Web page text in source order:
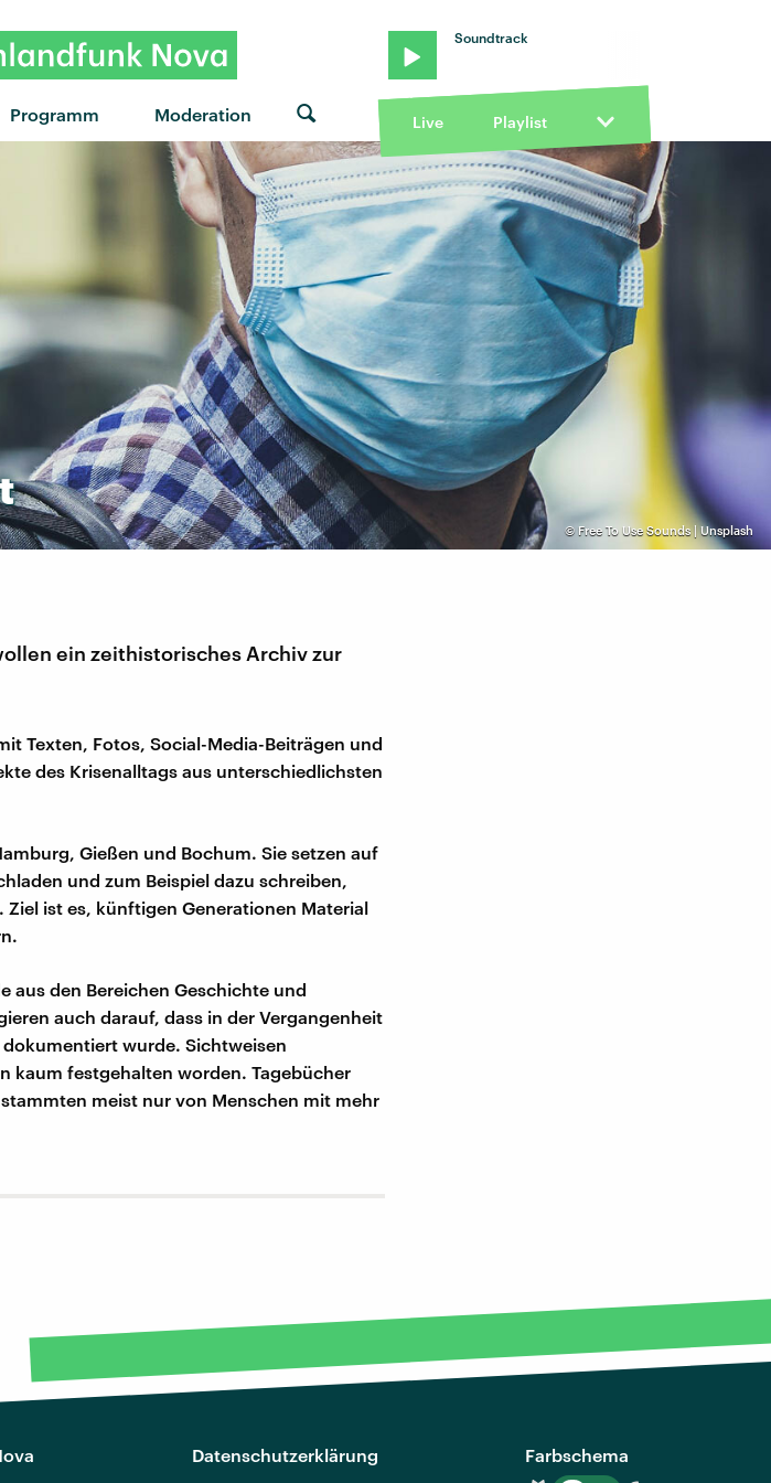
Programm Moderation
Soundtrack
Live Playlist
© Free To Use Sounds | Unsplash
ein zeithistorisches Archiv zur
Texten, Fotos, Social-Media-Beiträgen und
des Krisenalltags aus unterschiedlichsten
Gießen und Bochum. Sie setzen auf
und zum Beispiel dazu schreiben,
ist es, künftigen Generationen Material
aus den Bereichen Geschichte und
auch darauf, dass in der Vergangenheit
wurde. Sichtweisen
kaum festgehalten worden. Tagebücher
meist nur von Menschen mit mehr
Datenschutzerklärung
Farbschema